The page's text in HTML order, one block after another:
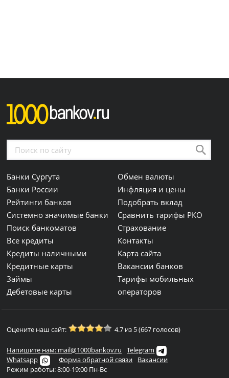
Банки Сургута
Банки России
Рейтинги банков
Системно значимые банки
Поиск банкоматов
Все кредиты
Кредиты наличными
Кредитные карты
Займы
Дебетовые карты
Обмен валюты
Инфляция и цены
Подобрать вклад
Сравнить тарифы РКО
Страхование
Контакты
Карта сайта
Вакансии банков
Тарифы мобильных
операторов
Оцените наш сайт: 4.7 из 5 (667 голосов)
Напишите нам: mail@1000bankov.ru
Telegram
Whatsapp
Форма обратной связи
Вакансии
Режим работы: 8:00-19:00 Пн-Вс